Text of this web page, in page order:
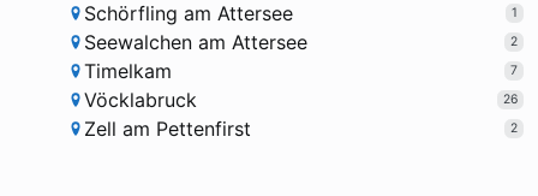
Schörfling am Attersee 1
Seewalchen am Attersee 2
Timelkam 7
Vöcklabruck 26
Zell am Pettenfirst 2